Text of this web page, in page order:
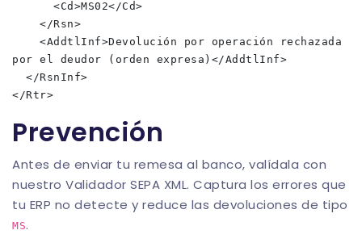
por el deudor (orden expresa)</AddtlInf>
Prevención
Antes de enviar tu remesa al banco, valídala con
nuestro Validador SEPA XML. Captura los errores que
tu ERP no detecte y reduce las devoluciones de tipo
MS.